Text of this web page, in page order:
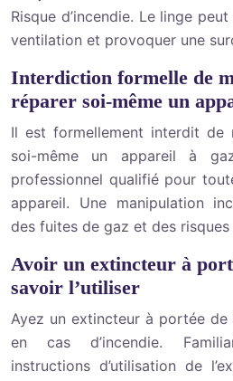
Risque d’incendie. Le linge
ventilation et provoquer une
Interdiction formelle de
réparer soi-même un
Il est formellement interdit de
soi-même un appareil à
professionnel qualifié pour
appareil. Une manipulation
des fuites de gaz et des risques
Avoir un extincteur à
savoir l’utiliser
Ayez un extincteur à portée de
en cas d’incendie.
instructions d’utilisation de